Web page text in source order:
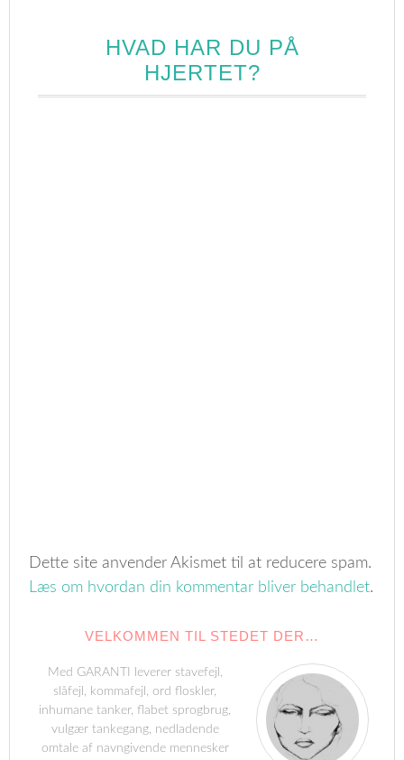
HVAD HAR DU PÅ
HJERTET?
Dette site anvender Akismet til at reducere spam.
Læs om hvordan din kommentar bliver behandlet.
VELKOMMEN TIL STEDET DER…
Med GARANTI leverer stavefejl,
slåfejl, kommafejl, ord floskler,
inhumane tanker, flabet sprogbrug,
vulgær tankegang, nedladende
omtale af navngivende mennesker